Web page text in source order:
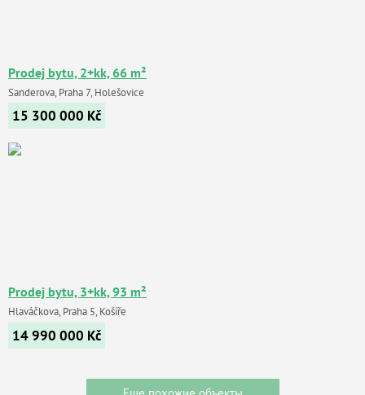
Prodej bytu, 2+kk, 66 m²
Sanderova, Praha 7, Holešovice
15 300 000 Kč
Prodej bytu, 3+kk, 93 m²
Hlaváčkova, Praha 5, Košíře
14 990 000 Kč